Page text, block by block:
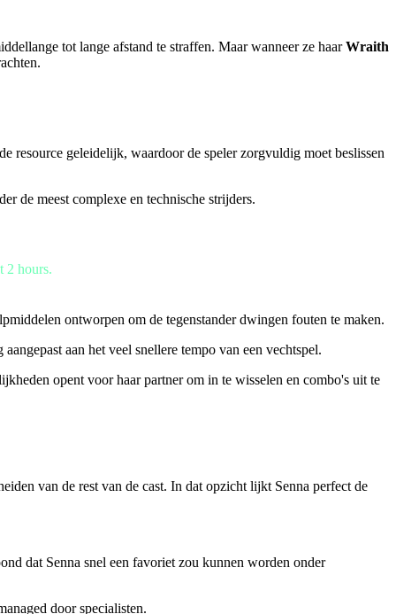
tot lange afstand te straffen. Maar wanneer ze haarWraith
resource geleidelijk, waardoor de speler zorgvuldig moet beslissen
de meest complexe en technische strijders.
ontworpen om de tegenstander dwingen fouten te maken.
aan het veel snellere tempo van een vechtspel.
opent voor haar partner om in te wisselen en combo's uit te
van de rest van de cast. In dat opzicht lijkt Senna perfect de
dat Senna snel een favoriet zou kunnen worden onder
door specialisten.
2 hours.